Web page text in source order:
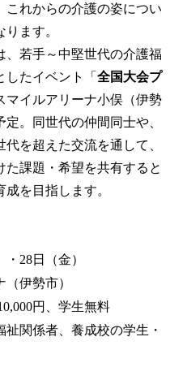
これからの介護の姿につい
ます。
、若手～中堅世代の介護福
たイベント「 全国大会プ
マイルアリーナ小俣（伊勢
。同世代の仲間同士や、
を超えた交流を通して、
課題・希望を共有すると
を目指します。
28日（金）
伊勢市）
円、学生無料
関係者、養成校の学生・